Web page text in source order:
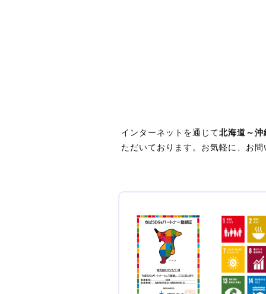
インターネットを通じて北海道～
ただいております。お気軽に、お